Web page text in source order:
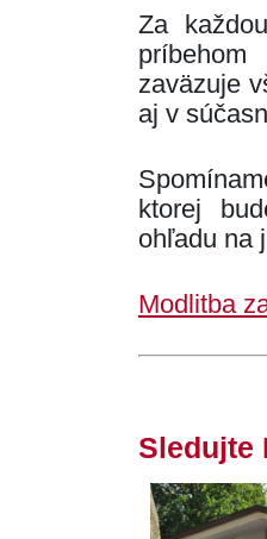
Za
zaväzuje
aj v
ktorej
ohľadu na
Modlitba
Sledujte